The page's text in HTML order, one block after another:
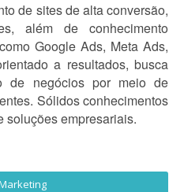
de sites de alta conversão,
além de conhecimento
Google Ads, Meta Ads,
a resultados, busca
de negócios por meio de
Sólidos conhecimentos
soluções empresariais.